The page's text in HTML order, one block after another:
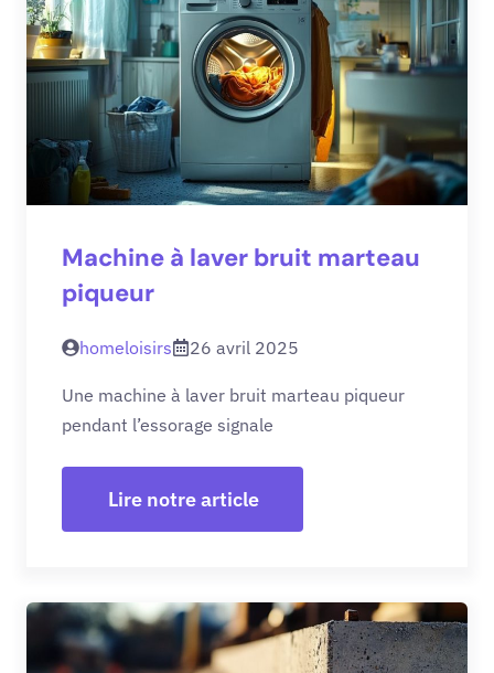
Machine à laver bruit marteau
piqueur
homeloisirs 26 avril 2025
Une machine à laver bruit marteau piqueur
pendant l’essorage signale
Lire notre article